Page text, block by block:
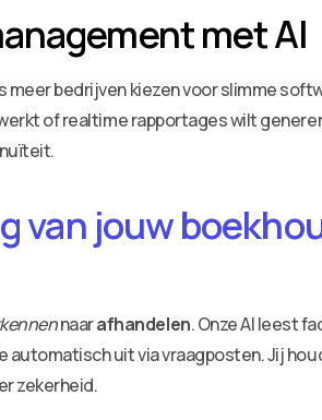
met AI
bedrijven kiezen voor slimme
of realtime rapportages wilt
van jouw
naarafhandelen. Onze AI leest
uit via vraagposten. Jij
zekerheid.